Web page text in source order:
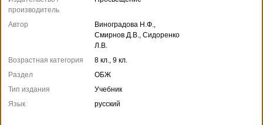
производитель
Автор
Виноградова Н.Ф.,
Смирнов Д.В., Сидоренко
Л.В.
Возрастная категория
8 кл., 9 кл.
Раздел
ОБЖ
Тип издания
Учебник
Язык
русский